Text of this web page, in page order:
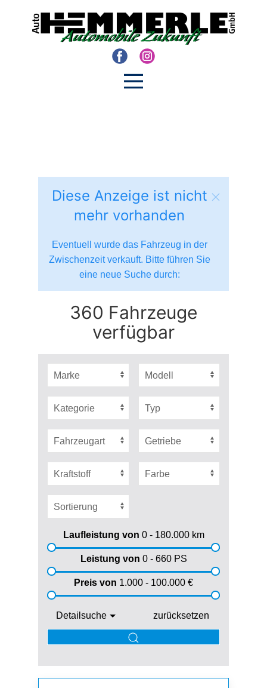
Diese Anzeige ist nicht
mehr vorhanden
Eventuell wurde das Fahrzeug in der
Zwischenzeit verkauft. Bitte führen Sie
eine neue Suche durch:
360 Fahrzeuge
verfügbar
Laufleistung von 0 - 180.000km
Leistung von 0 - 660PS
Preis von 1.000 - 100.000 €
Detailsuche zurücksetzen